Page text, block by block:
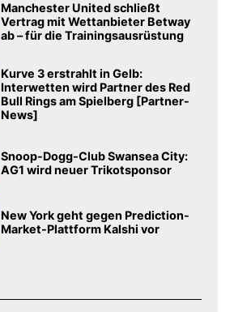
Manchester United schließt
Vertrag mit Wettanbieter Betway
ab – für die Trainingsausrüstung
Kurve 3 erstrahlt in Gelb:
Interwetten wird Partner des Red
Bull Rings am Spielberg [Partner-
News]
Snoop-Dogg-Club Swansea City:
AG1 wird neuer Trikotsponsor
New York geht gegen Prediction-
Market-Plattform Kalshi vor